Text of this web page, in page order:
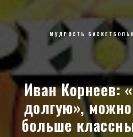
МУДРОСТЬ
Иван Корнеев:
долгую»,
больше